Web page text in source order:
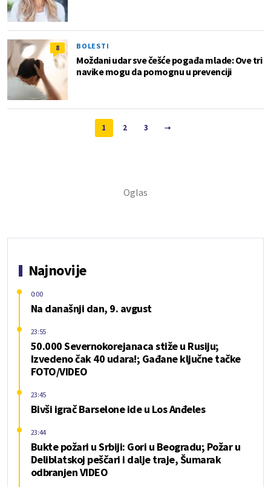
8 BOLESTI
Moždani udar sve češće pogađa mlade: Ove tri
navike mogu da pomognu u prevenciji
1 2 3
Najnovije
Na današnji dan, 9. avgust
0:00
50.000 Severnokorejanaca stiže u Rusiju;
Izvedeno čak 40 udara!; Gađane ključne tačke
FOTO/VIDEO
23:55
Bivši igrač Barselone ide u Los Anđeles
23:45
Bukte požari u Srbiji: Gori u Beogradu; Požar u
Deliblatskoj peščari i dalje traje, Šumarak
odbranjen VIDEO
23:44